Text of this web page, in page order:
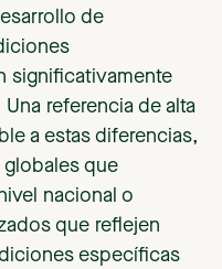
de
significativamente
referencia de alta
a estas diferencias,
que
nacional o
que reflejen
específicas